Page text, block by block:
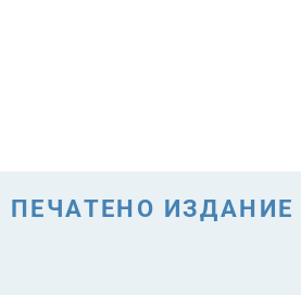
ПЕЧАТЕНО ИЗДАНИЕ